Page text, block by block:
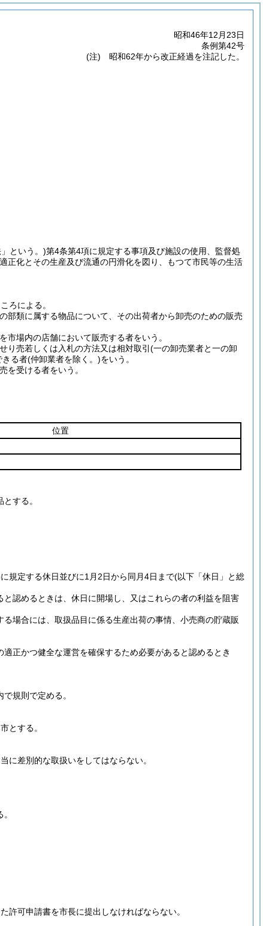
昭和46年12月23日
条例第42号
(注) 昭和62年から改正経過を注記した。
という。)第4条第4項に規定する事項及び施設の使用、監督処
正化とその生産及び流通の円滑化を図り、もつて市民等の生活
ろによる。
部類に属する物品について、その出荷者から卸売のための販売
場内の店舗において販売する者をいう。
り売若しくは入札の方法又は相対取引 (一の卸売業者と一の卸
きる者(仲卸業者を除く。)をいう。
を受ける者をいう。
位置
する。
に規定する休日並びに1月2日から同月4日まで(以下「休日」と総
認めるときは、休日に開場し、又はこれらの者の利益を阻害
場合には、取扱品目に係る生産出荷の事情、小売商の貯蔵販
正かつ健全な運営を確保するため必要があると認めるとき
規則で定める。
とする。
に差別的な取扱いをしてはならない。
許可申請書を市長に提出しなければならない。